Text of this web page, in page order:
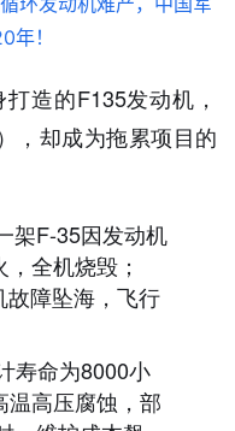
造的F135发动机，
，却成为拖累项目的
架F-35因发动机
全机烧毁；
障坠海，飞行
寿命为8000小
温高压腐蚀，部